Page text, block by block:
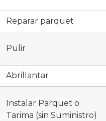
Reparar parquet
Pulir
Abrillantar
Instalar Parquet o
Tarima (sin Suministro)